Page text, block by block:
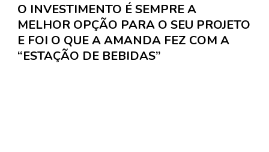
O INVESTIMENTO É SEMPRE A
MELHOR OPÇÃO PARA O SEU PROJETO
E FOI O QUE A AMANDA FEZ COM A
“ESTAÇÃO DE BEBIDAS”